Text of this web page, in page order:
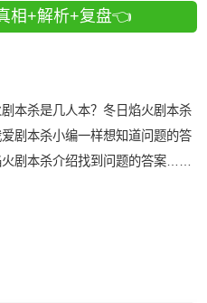
相+解析+复盘👈
本杀是几人本？冬日焰火剧本杀
剧本杀小编一样想知道问题的答
剧本杀介绍找到问题的答案……